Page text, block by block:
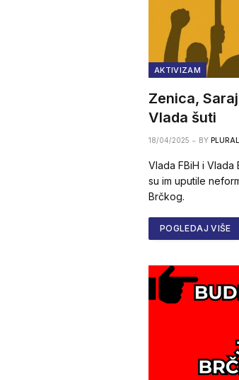
AKTIVIZAM
Zenica,
Vlada šuti
18/04/2025 BY
Vlada FBiH i
su im uputile
Brčkog.
POGLEDAJ VIŠE